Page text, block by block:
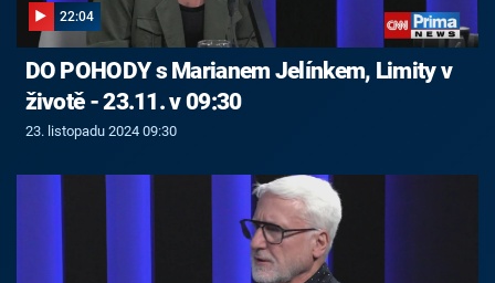
22:04
DO POHODY s Marianem Jelínkem, Limity v
životě - 23.11. v 09:30
23. listopadu 2024 09:30